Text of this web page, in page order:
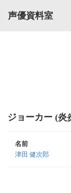
声優資料室
ジョーカー (炎
名前
津田 健次郎